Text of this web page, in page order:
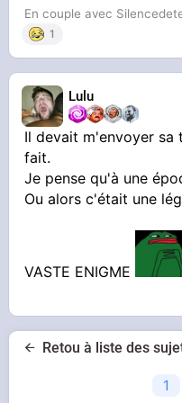
En couple avec
1
Lulu
Il devait m'envoyer sa
fait.
Je pense qu'à une
Ou alors c'était une
VASTE ENIGME
Retou à liste des
1